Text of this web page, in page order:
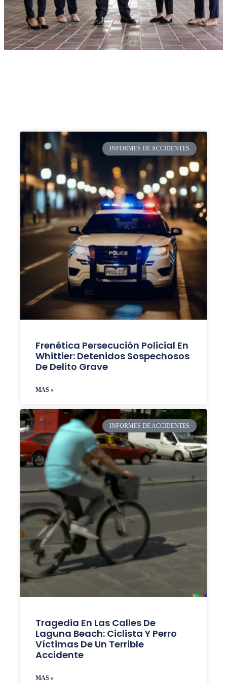
INFORMES DE ACCIDENTES
Frenética Persecución Policial En
Whittier: Detenidos Sospechosos
De Delito Grave
MAS »
INFORMES DE ACCIDENTES
Tragedia En Las Calles De
Laguna Beach: Ciclista Y Perro
Víctimas De Un Terrible
Accidente
MAS »